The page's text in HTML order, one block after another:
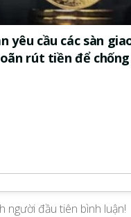
yêu cầu các sàn
rút tiền để